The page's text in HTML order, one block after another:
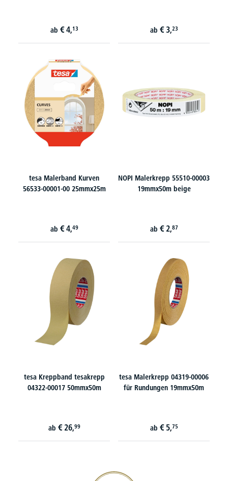
ab € 4,13 ab € 3,23
tesa Malerband Kurven
56533-00001-00 25mmx25m
ab € 4,49
NOPI Malerkrepp 55510-00003
19mmx50m beige
ab € 2,87
tesa Kreppband tesakrepp
04322-00017 50mmx50m
ab € 26,99
tesa Malerkrepp 04319-00006
für Rundungen 19mmx50m
ab € 5,75
20€ Gutschein sichern